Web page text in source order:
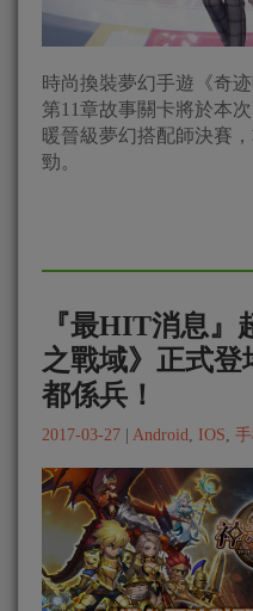
時尚換裝夢幻手遊《奇
第11章故事關卡將於本
暖晉級夢幻搭配師決賽
勁。
『最HIT消息』
之戰域》正式
都係兵！
2017-03-27 Android, IOS,